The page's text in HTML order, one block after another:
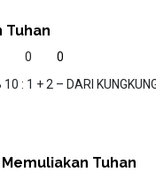
Tuhan
0
0
: 1 + 2 – DARI
Tuhan